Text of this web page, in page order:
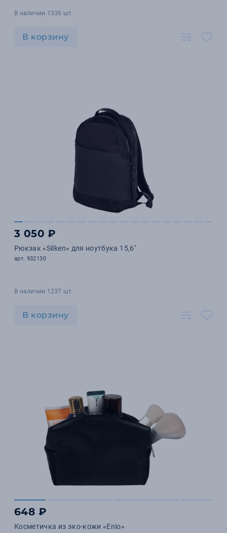
В наличии 1336 шт.
В корзину
3 050 ₽
Рюкзак «Silken» для ноутбука 15,6''
арт. 932130
В наличии 1237 шт.
В корзину
648 ₽
Косметичка из эко-кожи «Enio»